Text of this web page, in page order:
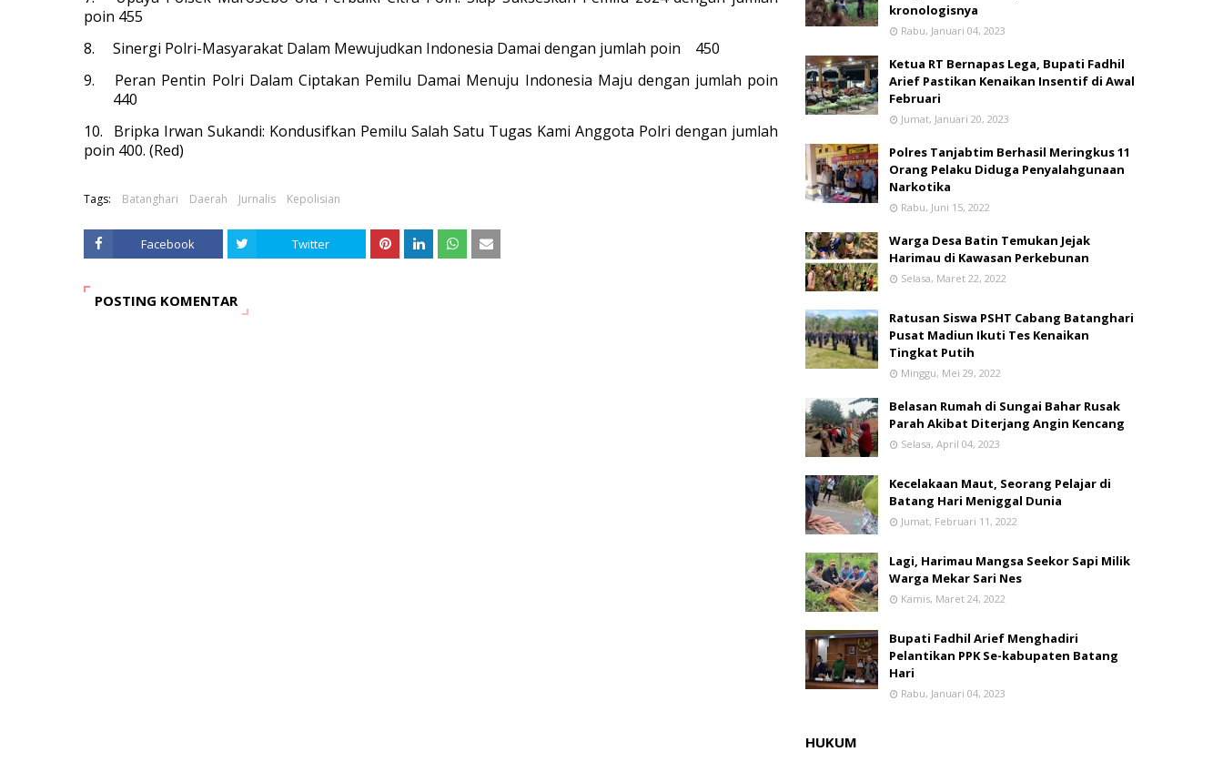
poin 455
8.
Sinergi Polri-Masyarakat Dalam Mewujudkan Indonesia Damai dengan jumlah poin
450
9.
Peran Pentin Polri Dalam Ciptakan Pemilu Damai Menuju Indonesia Maju dengan jumlah poin
440
10.
Bripka Irwan Sukandi: Kondusifkan Pemilu Salah Satu Tugas Kami Anggota Polri dengan jumlah
poin 400. (Red)
Tags: Batanghari Daerah Jurnalis Kepolisian
Facebook Twitter
POSTING KOMENTAR
kronologisnya
Rabu, Januari 04, 2023
Ketua RT Bernapas Lega, Bupati Fadhil
Arief Pastikan Kenaikan Insentif di Awal
Februari
Jumat, Januari 20, 2023
Polres Tanjabtim Berhasil Meringkus 11
Orang Pelaku Diduga Penyalahgunaan
Narkotika
Rabu, Juni 15, 2022
Warga Desa Batin Temukan Jejak
Harimau di Kawasan Perkebunan
Selasa, Maret 22, 2022
Ratusan Siswa PSHT Cabang Batanghari
Pusat Madiun Ikuti Tes Kenaikan
Tingkat Putih
Minggu, Mei 29, 2022
Belasan Rumah di Sungai Bahar Rusak
Parah Akibat Diterjang Angin Kencang
Selasa, April 04, 2023
Kecelakaan Maut, Seorang Pelajar di
Batang Hari Meniggal Dunia
Jumat, Februari 11, 2022
Lagi, Harimau Mangsa Seekor Sapi Milik
Warga Mekar Sari Nes
Kamis, Maret 24, 2022
Bupati Fadhil Arief Menghadiri
Pelantikan PPK Se-kabupaten Batang
Hari
Rabu, Januari 04, 2023
HUKUM